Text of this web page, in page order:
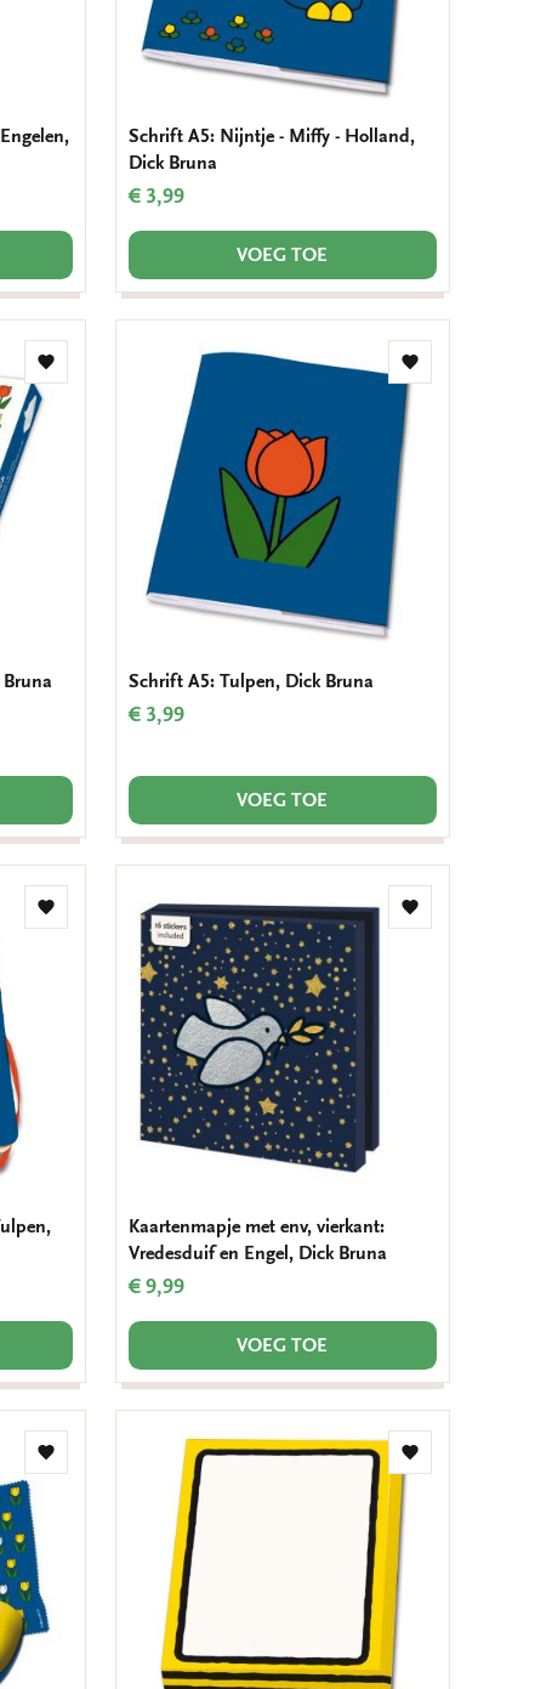
Schrift A5: Nijntje - Miffy - Holland,
Dick Bruna
€ 3,99
VOEG TOE
Toevoegen
Toevoegen
aan
verlanglijst
Schrift A5: Tulpen, Dick Bruna
€ 3,99
VOEG TOE
Toevoegen
Toevoegen
Kaartenmapje met env, vierkant:
Vredesduif en Engel, Dick Bruna
€ 9,99
VOEG TOE
Toevoegen
Toevoegen